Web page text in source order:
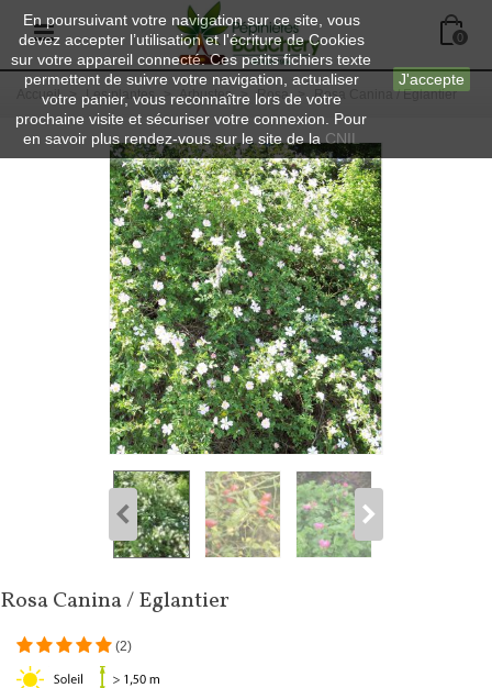
En poursuivant votre navigation sur ce site, vous
devez accepter l’utilisation et l'écriture de Cookies
sur votre appareil connecté. Ces petits fichiers texte
permettent de suivre votre navigation, actualiser
votre panier, vous reconnaître lors de votre
prochaine visite et sécuriser votre connexion. Pour
en savoir plus rendez-vous sur le site de la CNIL
J'accepte
0
Accueil > Les plantes > Arbustes > Rosa > Rosa Canina / Eglantier
Rosa Canina / Eglantier
(2)